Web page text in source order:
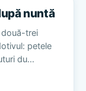
nuntă
două-trei
petele
du…